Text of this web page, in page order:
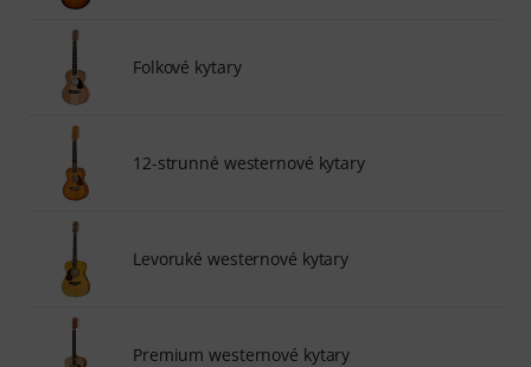
Folkové kytary
12-strunné westernové kytary
Levoruké westernové kytary
Premium westernové kytary